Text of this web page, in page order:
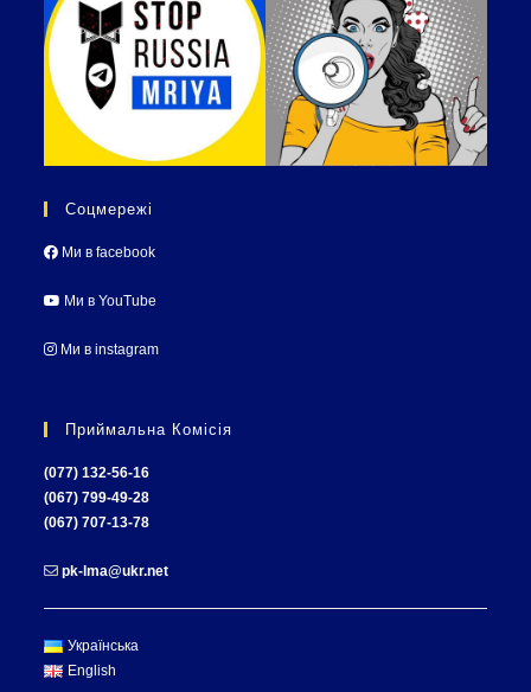
Соцмережі
Ми в facebook
Ми в YouTube
Ми в instagram
Приймальна Комісія
(077) 132-56-16
(067) 799-49-28
(067) 707-13-78
pk-lma@ukr.net
Українська
English